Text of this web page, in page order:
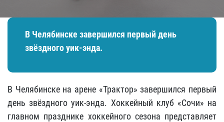
В Челябинске завершился первый день
звёздного уик-энда.
В Челябинске на арене «Трактор» завершился первый
день звёздного уик-энда. Хоккейный клуб «Сочи» на
главном празднике хоккейного сезона представляет